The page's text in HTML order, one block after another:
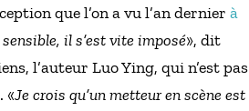
que l’on a vu l’an dernier à
il s’est vite imposé», dit
l’auteur Luo Ying, qui n’est pas
«Je crois qu’un metteur en scène est